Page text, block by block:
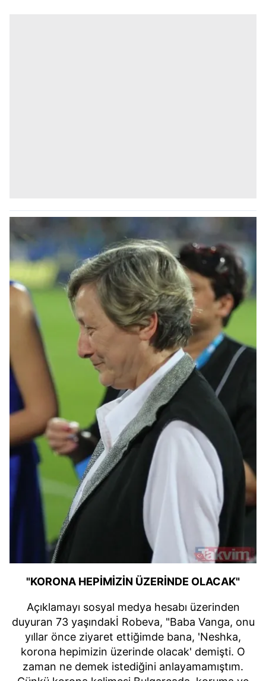
"KORONA HEPİMİZİN ÜZERİNDE OLACAK"
Açıklamayı sosyal medya hesabı üzerinden
duyuran 73 yaşındakİ Robeva, "Baba Vanga, onu
yıllar önce ziyaret ettiğimde bana, 'Neshka,
korona hepimizin üzerinde olacak' demişti. O
zaman ne demek istediğini anlayamamıştım.